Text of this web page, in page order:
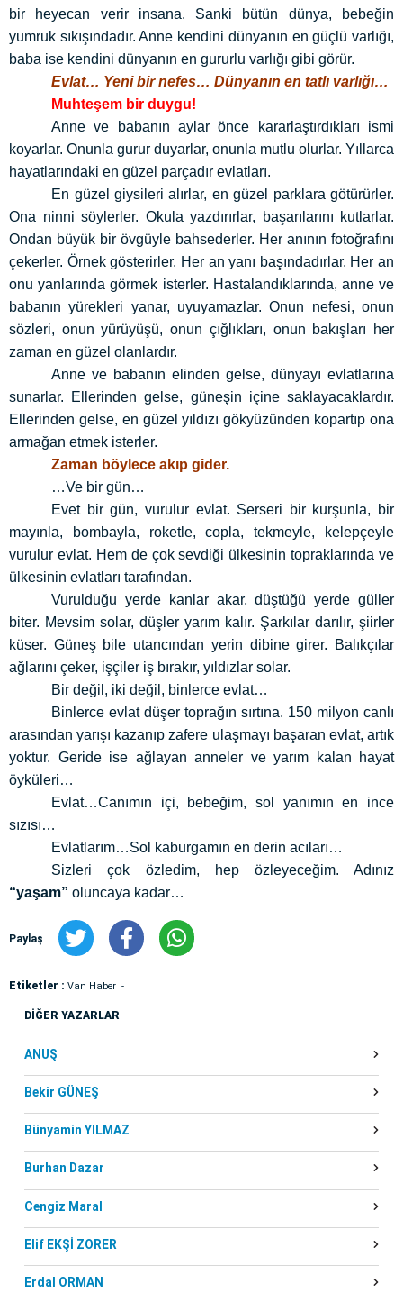
bir heyecan verir insana. Sanki bütün dünya, bebeğin
yumruk sıkışındadır. Anne kendini dünyanın en güçlü varlığı,
baba ise kendini dünyanın en gururlu varlığı gibi görür.
Evlat… Yeni bir nefes… Dünyanın en tatlı varlığı…
Muhteşem bir duygu!
Anne ve babanın aylar önce kararlaştırdıkları ismi
koyarlar. Onunla gurur duyarlar, onunla mutlu olurlar. Yıllarca
hayatlarındaki en güzel parçadır evlatları.
En güzel giysileri alırlar, en güzel parklara götürürler.
Ona ninni söylerler. Okula yazdırırlar, başarılarını kutlarlar.
Ondan büyük bir övgüyle bahsederler. Her anının fotoğrafını
çekerler. Örnek gösterirler. Her an yanı başındadırlar. Her an
onu yanlarında görmek isterler. Hastalandıklarında, anne ve
babanın yürekleri yanar, uyuyamazlar. Onun nefesi, onun
sözleri, onun yürüyüşü, onun çığlıkları, onun bakışları her
zaman en güzel olanlardır.
Anne ve babanın elinden gelse, dünyayı evlatlarına
sunarlar. Ellerinden gelse, güneşin içine saklayacaklardır.
Ellerinden gelse, en güzel yıldızı gökyüzünden kopartıp ona
armağan etmek isterler.
Zaman böylece akıp gider.
…Ve bir gün…
Evet bir gün, vurulur evlat. Serseri bir kurşunla, bir
mayınla, bombayla, roketle, copla, tekmeyle, kelepçeyle
vurulur evlat. Hem de çok sevdiği ülkesinin topraklarında ve
ülkesinin evlatları tarafından.
Vurulduğu yerde kanlar akar, düştüğü yerde güller
biter. Mevsim solar, düşler yarım kalır. Şarkılar darılır, şiirler
küser. Güneş bile utancından yerin dibine girer. Balıkçılar
ağlarını çeker, işçiler iş bırakır, yıldızlar solar.
Bir değil, iki değil, binlerce evlat…
Binlerce evlat düşer toprağın sırtına. 150 milyon canlı
arasından yarışı kazanıp zafere ulaşmayı başaran evlat, artık
yoktur. Geride ise ağlayan anneler ve yarım kalan hayat
öyküleri…
Evlat…Canımın içi, bebeğim, sol yanımın en ince
sızısı…
Evlatlarım…Sol kaburgamın en derin acıları…
Sizleri çok özledim, hep özleyeceğim. Adınız
“yaşam” oluncaya kadar…
Paylaş
Etiketler : Van Haber
DİĞER YAZARLAR
ANUŞ
Bekir GÜNEŞ
Bünyamin YILMAZ
Burhan Dazar
Cengiz Maral
Elif EKŞİ ZORER
Erdal ORMAN